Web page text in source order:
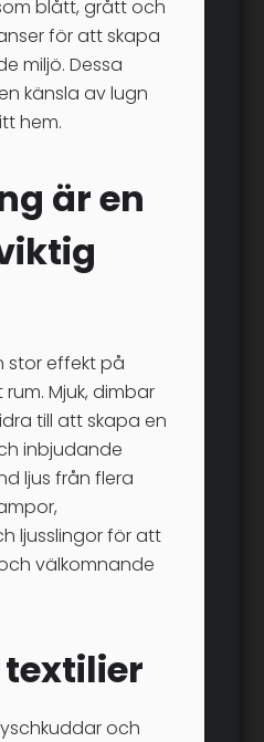
blått, grått och
för att skapa
miljö. Dessa
känsla av lugn
hem.
är en
stor effekt på
Mjuk, dimbar
till att skapa en
inbjudande
ljus från flera
ljusslingor för att
välkomnande
och